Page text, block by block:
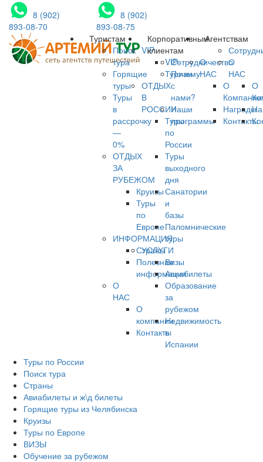
8 (902)
893-08-70
8 (902)
893-08-75
Туристам
Поиск
тура
Горящие
туры
Туры
в
рассрочку
—
0%
ОТДЫХ
ЗА
РУБЕЖОМ
Круизы
Туры
по
Европе
ИНФОРМАЦИЯ
Страны
Полезная
информация
О
НАС
О
компании
Контакты
VIP
VIP-
Туризм
ОТДЫХ
В
РОССИИ
Туры
по
России
Туры
выходного
дня
Санатории
и
базы
Паломнические
туры
УСЛУГИ
Визы
Авиабилеты
Образование
за
рубежом
Недвижимость
в
Испании
Корпоративным
клиентам
Сотрудничество
Почему
с
нами?
Наши
программы
О
НАС
О
Компании
Награды
Контакты
Агентствам
О
НАС
О
Туры по России
Поиск тура
Страны
Авиабилеты и ж\д билеты
Горящие туры из Челябинска
Круизы
Туры по Европе
ВИЗЫ
Обучение за рубежом